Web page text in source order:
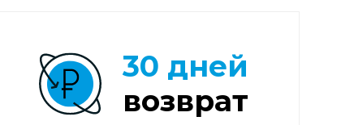
30 дней
возврат